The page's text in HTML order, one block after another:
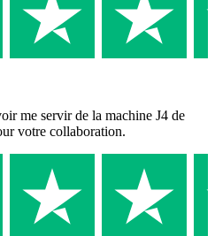
me servir de la machine J4 de
votre collaboration.